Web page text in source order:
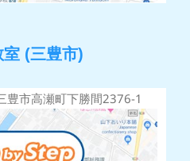
(三豊市)
市高瀬町下勝間2376-1